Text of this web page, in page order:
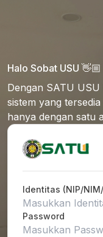
Halo Sobat USU 👋🏼
Dengan SATU
sistem yang
hanya dengan satu
Identitas (NIP/
Password